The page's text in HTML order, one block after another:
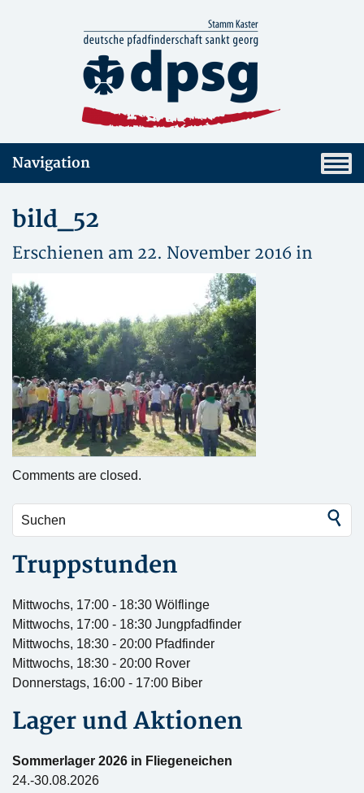
Navigation
bild_52
Erschienen am 22. November 2016 in
Comments are closed.
Truppstunden
Mittwochs, 17:00 - 18:30 Wölflinge
Mittwochs, 17:00 - 18:30 Jungpfadfinder
Mittwochs, 18:30 - 20:00 Pfadfinder
Mittwochs, 18:30 - 20:00 Rover
Donnerstags, 16:00 - 17:00 Biber
Lager und Aktionen
Sommerlager 2026 in Fliegeneichen
24.-30.08.2026